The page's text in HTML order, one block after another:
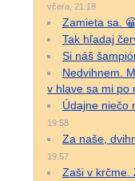
včera, 21:18
Zamieta sa.
Tak hľadaj
Si náš
Nedvihnem.
v hlave sa mi po
Údajne niečo
19:58
Za naše,
19:57
Zaši v krčme.